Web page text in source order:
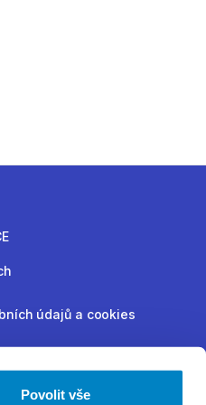
Povolit vše
údajů a cookies